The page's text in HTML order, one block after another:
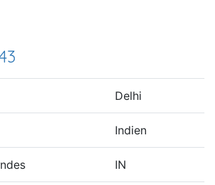
Delhi
Indien
IN